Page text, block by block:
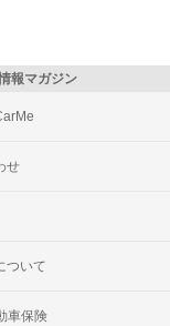
報マガジン
せ
ついて
車保険